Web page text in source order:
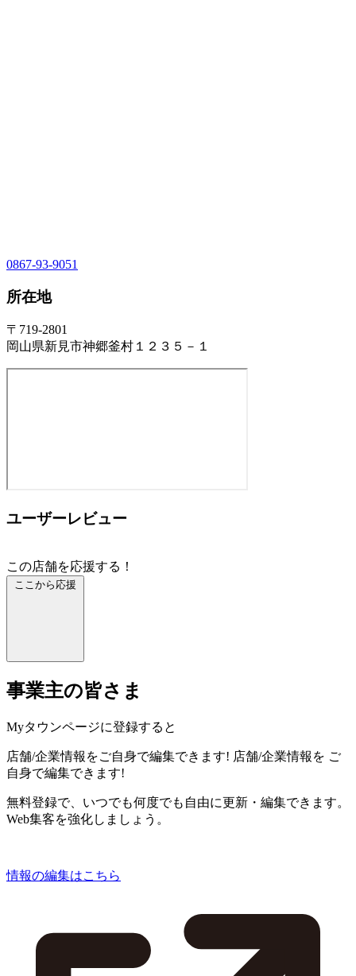
0867-93-9051
所在地
〒719-2801
岡山県新見市神郷釜村１２３５－１
ユーザーレビュー
この店舗を応援する！
ここから応援
事業主の皆さま
Myタウンページに登録すると
店舗/企業情報をご自身で編集できます! 店舗/企業情報を ご
自身で編集できます!
無料登録で、いつでも何度でも自由に更新・編集できます。
Web集客を強化しましょう。
情報の編集はこちら